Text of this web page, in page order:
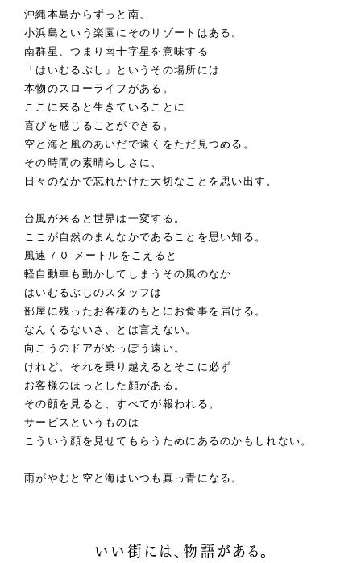
沖縄本島からずっと南、
小浜島という楽園にそのリゾートはある。
南群星、つまり南十字星を意味する
「はいむるぶし」というその場所には
本物のスローライフがある。
ここに来ると生きていることに
喜びを感じることができる。
空と海と風のあいだで遠くをただ見つめる。
その時間の素晴らしさに、
日々のなかで忘れかけた大切なことを思い出す。
台風が来ると世界は一変する。
ここが自然のまんなかであることを思い知る。
風速７０ メートルをこえると
軽自動車も動かしてしまうその風のなか
はいむるぶしのスタッフは
部屋に残ったお客様のもとにお食事を届ける。
なんくるないさ、とは言えない。
向こうのドアがめっぽう遠い。
けれど、それを乗り越えるとそこに必ず
お客様のほっとした顔がある。
その顔を見ると、すべてが報われる。
サービスというものは
こういう顔を見せてもらうためにあるのかもしれない。
雨がやむと空と海はいつも真っ青になる。